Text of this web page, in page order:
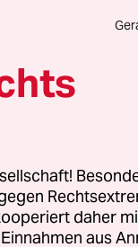
gegen
dass
sich mit
daher
aus